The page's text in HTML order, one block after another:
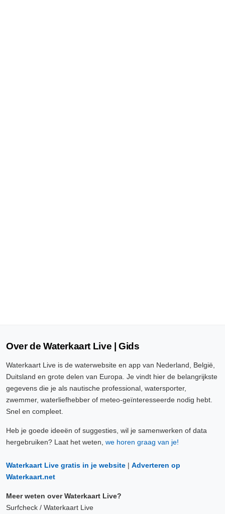
Over de Waterkaart Live | Gids
Waterkaart Live is de waterwebsite en app van Nederland, België,
Duitsland en grote delen van Europa. Je vindt hier de belangrijkste
gegevens die je als nautische professional, watersporter,
zwemmer, waterliefhebber of meteo-geïnteresseerde nodig hebt.
Snel en compleet.
Heb je goede ideeën of suggesties, wil je samenwerken of data
hergebruiken? Laat het weten, we horen graag van je!
Waterkaart Live gratis in je website | Adverteren op
Waterkaart.net
Meer weten over Waterkaart Live?
Surfcheck / Waterkaart Live